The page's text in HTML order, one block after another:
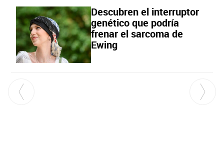
Descubren el interruptor
genético que podría
frenar el sarcoma de
Ewing